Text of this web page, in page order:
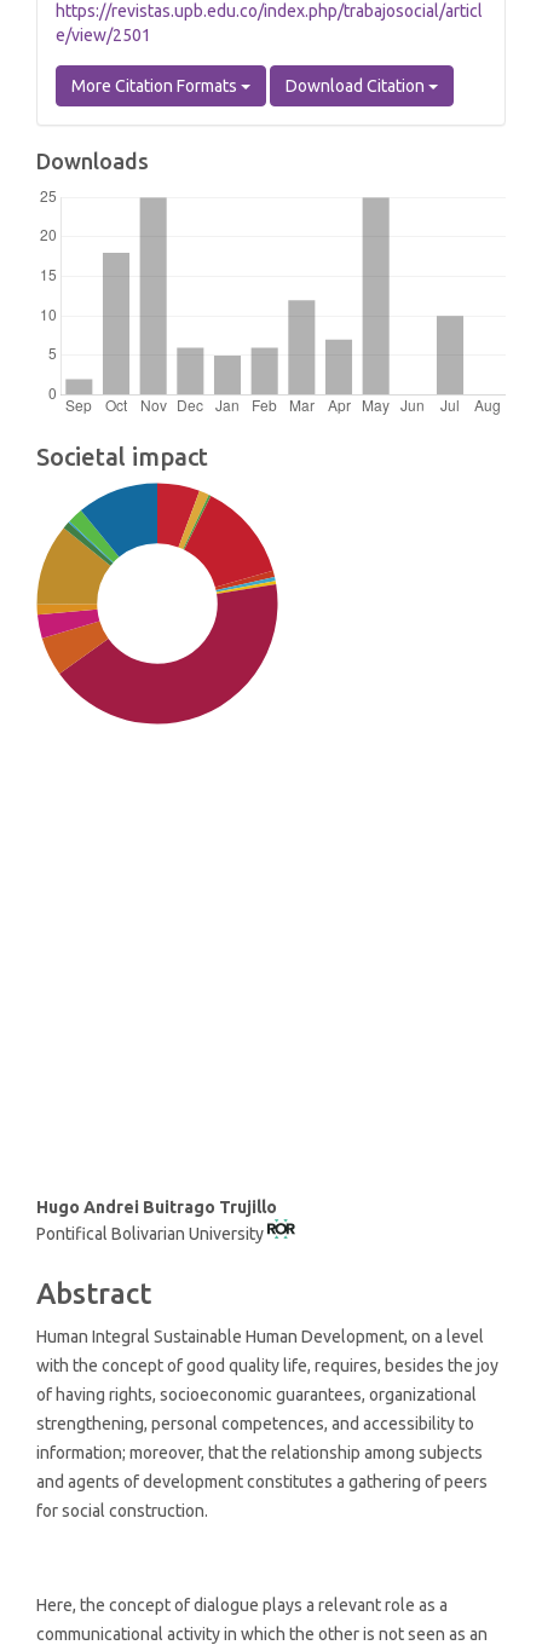
https://revistas.upb.edu.co/index.php/trabajosocial/articl
e/view/2501
More Citation Formats Download Citation
Downloads
Societal impact
Main
Article
Hugo Andrei Buitrago Trujillo
Pontifical Bolivarian University
Abstract
Human Integral Sustainable Human Development, on a level
with the concept of good quality life, requires, besides the joy
of having rights, socioeconomic guarantees, organizational
strengthening, personal competences, and accessibility to
information; moreover, that the relationship among subjects
and agents of development constitutes a gathering of peers
for social construction.
Here, the concept of dialogue plays a relevant role as a
communicational activity in which the other is not seen as an